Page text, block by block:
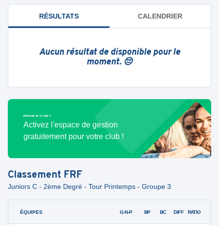
RÉSULTATS CALENDRIER
Aucun résultat de disponible pour le
moment. 😔
Bénévole de ce club ?
Activez l'espace de gestion
gratuitement pour votre club !
Classement FRF
Juniors C - 2ème Degré - Tour Printemps - Groupe 3
ÉQUIPES G-N-P BP BC DIFF RATIO